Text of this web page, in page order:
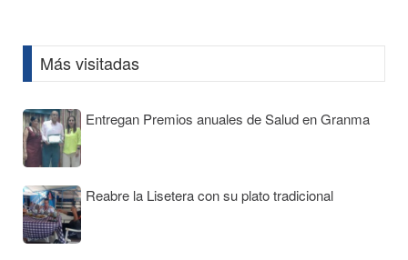
Más visitadas
Entregan Premios anuales de Salud en Granma
Reabre la Lisetera con su plato tradicional